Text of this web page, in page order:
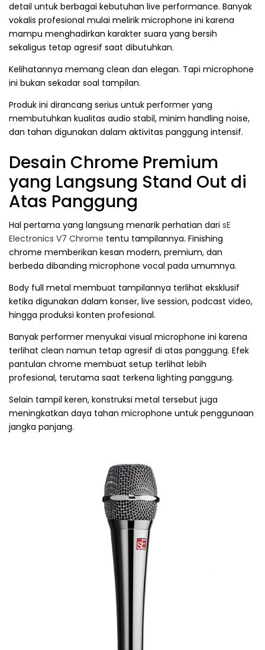
detail untuk berbagai kebutuhan live performance. Banyak
vokalis profesional mulai melirik microphone ini karena
mampu menghadirkan karakter suara yang bersih
sekaligus tetap agresif saat dibutuhkan.
Kelihatannya memang clean dan elegan. Tapi microphone
ini bukan sekadar soal tampilan.
Produk ini dirancang serius untuk performer yang
membutuhkan kualitas audio stabil, minim handling noise,
dan tahan digunakan dalam aktivitas panggung intensif.
Desain Chrome Premium
yang Langsung Stand Out di
Atas Panggung
Hal pertama yang langsung menarik perhatian dari sE
Electronics V7 Chrome tentu tampilannya. Finishing
chrome memberikan kesan modern, premium, dan
berbeda dibanding microphone vocal pada umumnya.
Body full metal membuat tampilannya terlihat eksklusif
ketika digunakan dalam konser, live session, podcast video,
hingga produksi konten profesional.
Banyak performer menyukai visual microphone ini karena
terlihat clean namun tetap agresif di atas panggung. Efek
pantulan chrome membuat setup terlihat lebih
profesional, terutama saat terkena lighting panggung.
Selain tampil keren, konstruksi metal tersebut juga
meningkatkan daya tahan microphone untuk penggunaan
jangka panjang.